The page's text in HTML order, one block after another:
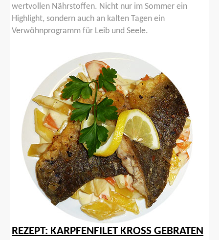
wertvollen Nährstoffen. Nicht nur im Sommer ein
Highlight, sondern auch an kalten Tagen ein
Verwöhnprogramm für Leib und Seele.
REZEPT: KARPFENFILET KROSS GEBRATEN